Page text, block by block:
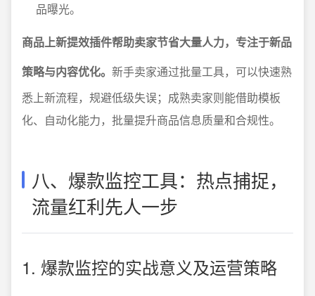
品曝光。
商品上新提效插件帮助卖家节省大量人力，专注于新品
策略与内容优化。 新手卖家通过批量工具，可以快速熟
悉上新流程，规避低级失误；成熟卖家则能借助模板
化、自动化能力，批量提升商品信息质量和合规性。
八、爆款监控工具：热点捕捉，
流量红利先人一步
1. 爆款监控的实战意义及运营策略